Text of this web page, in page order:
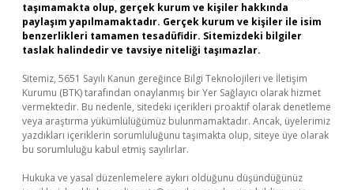
taşımamakta olup, gerçek kurum ve kişiler hakkında
paylaşım yapılmamaktadır. Gerçek kurum ve kişiler ile isim
benzerlikleri tamamen tesadüfidir. Sitemizdeki bilgiler
taslak halindedir ve tavsiye niteliği taşımazlar.
Sitemiz, 5651 Sayılı Kanun gereğince Bilgi Teknolojileri ve İletişim
Kurumu (BTK) tarafından onaylanmış bir Yer Sağlayıcı olarak hizmet
vermektedir. Bu nedenle, sitedeki içerikleri proaktif olarak denetleme
veya araştırma yükümlülüğümüz bulunmamaktadır. Ancak, üyelerimiz
yazdıkları içeriklerin sorumluluğunu taşımakta olup, siteye üye olarak
bu sorumluluğu kabul etmiş sayılırlar.
Hukuka ve yasal düzenlemelere aykırı olduğunu düşündüğünüz